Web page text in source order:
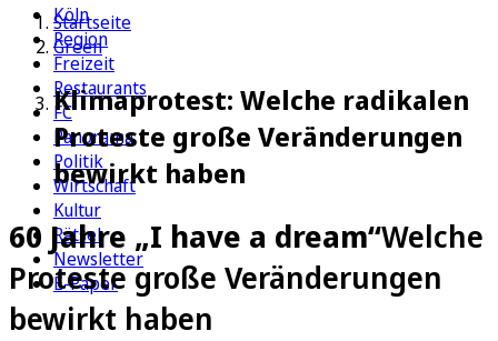
Köln
Region
Freizeit
Restaurants
FC
Panorama
Politik
Wirtschaft
Kultur
Rätsel
Newsletter
E-Paper
Startseite
Green
Klimaprotest: Welche radikalen
Proteste große Veränderungen
bewirkt haben
60 Jahre „I have a dream“Welche
Proteste große Veränderungen
bewirkt haben